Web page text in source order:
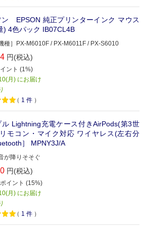
ン EPSON 純正プリンターインク マウス
) 4色パック IB07CL4B
種］PX-M6010F / PX-M6011F / PX-S6010
円(税込)
ント (1%)
月) にお届け
（ 1 件 ）
ル Lightning充電ケース付きAirPods(第3世
モコン・マイク対応 ワイヤレス(左右分
］ MPNY3J/A
が降りそそぐ
円(税込)
ポイント (15%)
月) にお届け
（ 1 件 ）